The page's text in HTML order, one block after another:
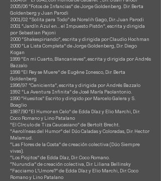
2005/06 “Fotos de Infancias” de Jorge Goldenberg. Dir. Berta
Goldenberg y Juan Parodi
2001/02 “Solita para Todo” de Noralih Gago, Dir. Juan Parodi
2001 “Jardín Azul en… el Impuesto Pistón”, escrita y dirigida
por Sebastian Pajoni
2000 “Shakespiriando”, escrita y dirigida por Claudio Hochman
2000 “La Lista Completa” de Jorge Goldenberg, Dir. Diego
Kogan
1999 “En mi Cuarto, Blancanieves”, escrita y dirigida por Andrés
Bazzalo
1998 “El Rey se Muere” de Eugène Ionesco, Dir. Berta
Goldenberg
1996/97 “Cenicienta”, escrita y dirigida por Andrés Bazzalo
1992 “La Aventura Infinita” de José María Paolantonio.
1990 “Huesitos” Escrito y dirigido por Marcelo Galera y S.
Boaglio
1987/90 “El Humor en Celo” de Edda Díaz y Elio Marchi, Dir.
Coco Romano y Lino Patalano
“El Círculo de Tiza Caucasiano” de Bertolt Brecht.
“Aerolíneas del Humor” del Dúo Caladas y Coloradas, Dir. Hector
Malamud.
“Las Flores de la Costa” de creación colectiva (Dúo Siempre
vivas).
“Los Piojitos” de Edda Díaz, Dir. Coco Romano.
“Nurundia” de creación colectiva, Dir. Liliana Bellinsky
“Facciamo L’Umore?” de Edda Díaz y Elio Marchi, Dir. Coco
Romano y Lino Patalano